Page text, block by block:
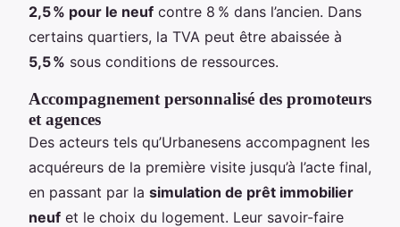
2,5 % pour le neuf contre 8 % dans l’ancien. Dans
certains quartiers, la TVA peut être abaissée à
5,5 % sous conditions de ressources.
Accompagnement personnalisé des promoteurs
et agences
Des acteurs tels qu’Urbanesens accompagnent les
acquéreurs de la première visite jusqu’à l’acte final,
en passant par la simulation de prêt immobilier
neuf et le choix du logement. Leur savoir-faire